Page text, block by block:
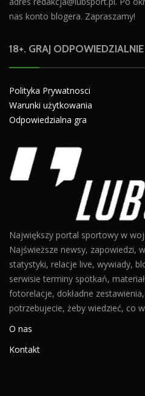
nas konto blogera. Zapraszamy!
18+. GRAJ ODPOWIEDZIALNIE
Polityka Prywatnosci
Warunki użytkowania
Odpowiedzialna gra
Największy portal sportowy w
Najświeższe newsy, zapowiedzi,
statystyki, relacje live, wywiady,
serwisie terminy spotkań,
fotorelacje, dokładne
potrzebujecie, żeby wiedzieć, co
O nas
Kontakt